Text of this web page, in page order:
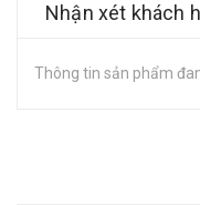
Nhận xét khách
Thông tin sản phẩm